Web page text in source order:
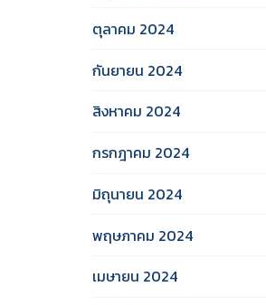
ตุลาคม 2024
กันยายน 2024
สิงหาคม 2024
กรกฎาคม 2024
มิถุนายน 2024
พฤษภาคม 2024
เมษายน 2024